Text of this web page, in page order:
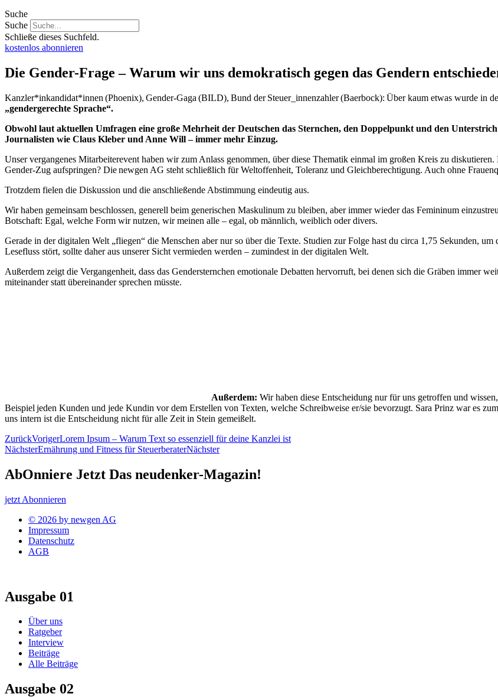
Suche
Suche
Schließe dieses Suchfeld.
kostenlos abonnieren
Die Gender-Frage – Warum wir uns demokratisch gegen das Gendern
Kanzler*inkandidat*innen (Phoenix), Gender-Gaga (BILD), Bund der Steuer_innenzahler (Baerbock): Über kaum etwas wurde in
„gendergerechte Sprache“.
Obwohl laut aktuellen Umfragen eine große Mehrheit der Deutschen das Sternchen, den Doppelpunkt und den
Journalisten wie Claus Kleber und Anne Will – immer mehr Einzug.
Unser vergangenes Mitarbeiterevent haben wir zum Anlass genommen, über diese Thematik einmal im großen Kreis zu
Gender-Zug aufspringen? Die newgen AG steht schließlich für Weltoffenheit, Toleranz und Gleichberechtigung. Auch ohne
Trotzdem fielen die Diskussion und die anschließende Abstimmung eindeutig aus.
Wir haben gemeinsam beschlossen, generell beim generischen Maskulinum zu bleiben, aber immer wieder das Femininum
Botschaft: Egal, welche Form wir nutzen, wir meinen alle – egal, ob männlich, weiblich oder divers.
Gerade in der digitalen Welt „fliegen“ die Menschen aber nur so über die Texte. Studien zur Folge hast du circa 1,75 Sekunden,
Lesefluss stört, sollte daher aus unserer Sicht vermieden werden – zumindest in der digitalen Welt.
Außerdem zeigt die Vergangenheit, dass das Gendersternchen emotionale Debatten hervorruft, bei denen sich die Gräben immer
miteinander statt übereinander sprechen müsste.
Außerdem: Wir haben diese Entscheidung nur für uns getroffen und
Beispiel jeden Kunden und jede Kundin vor dem Erstellen von Texten, welche Schreibweise er/sie bevorzugt. Sara Prinz war es
uns intern ist die Entscheidung nicht für alle Zeit in Stein gemeißelt.
ZurückVorigerLorem Ipsum – Warum Text so essenziell für deine Kanzlei ist
NächsterErnährung und Fitness für SteuerberaterNächster
AbOnniere Jetzt Das neudenker-Magazin!
jetzt Abonnieren
© 2026 by newgen AG
Impressum
Datenschutz
AGB
Ausgabe 01
Über uns
Ratgeber
Interview
Beiträge
Alle Beiträge
Ausgabe 02